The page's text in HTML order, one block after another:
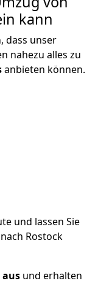
kann
dass unser
nahezu alles zu
anbieten können.
und lassen Sie
Rostock
aus und erhalten